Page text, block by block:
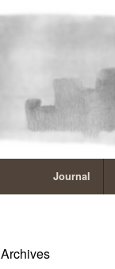
Journal
Archives